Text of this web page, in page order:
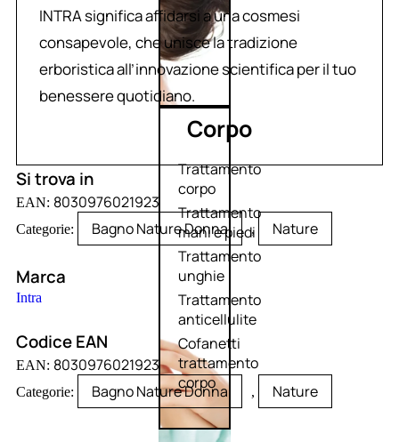
Corpo
Trattamento
corpo
Trattamento
mani e piedi
Trattamento
unghie
Trattamento
anticellulite
Cofanetti
trattamento
corpo
INTRA significa affidarsi a una cosmesi
consapevole, che unisce la tradizione
erboristica all’innovazione scientifica per il tuo
benessere quotidiano.
Si trova in
EAN: 8030976021923
Categorie: Bagno Nature Donna , Nature
Marca
Intra
Codice EAN
EAN: 8030976021923
Categorie: Bagno Nature Donna , Nature